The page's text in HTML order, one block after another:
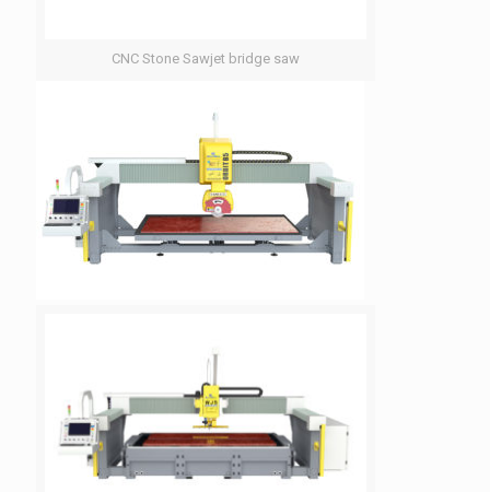
CNC Stone Sawjet bridge saw